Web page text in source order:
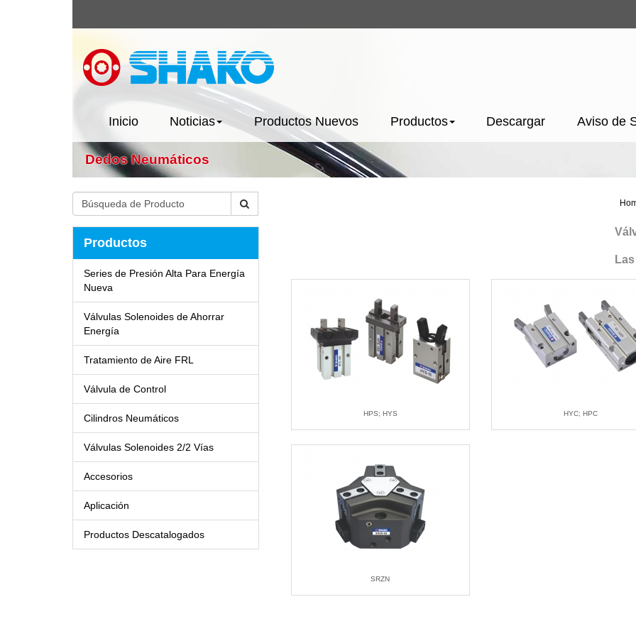
Inicio Noticias Productos Nuevos Productos Descargar Aviso de
Productos
Series de Presión Alta Para Energía
Nueva
Válvulas Solenoides de Ahorrar
Energía
Tratamiento de Aire FRL
Válvula de Control
Cilindros Neumáticos
Válvulas Solenoides 2/2 Vías
Accesorios
Aplicación
Productos Descatalogados
Dedos Neumáticos
Las
HPS; HYS HYC; HPC
SRZN